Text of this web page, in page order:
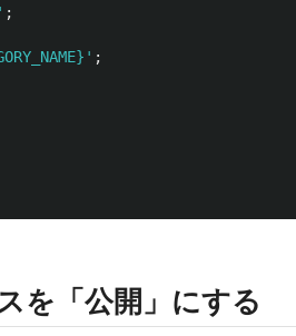
' ;
' ;
を「公開」にする